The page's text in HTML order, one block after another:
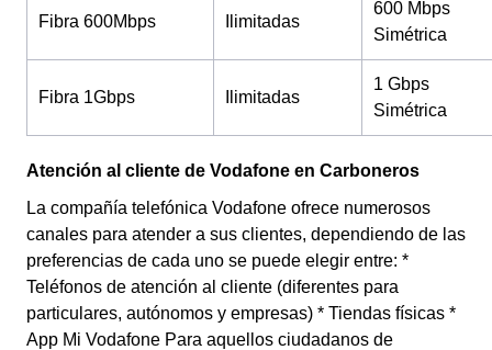
Fibra 600Mbps Ilimitadas
600 Mbps
Simétrica
Fibra 1Gbps Ilimitadas
1 Gbps
Simétrica
Atención al cliente de Vodafone en Carboneros
La compañía telefónica Vodafone ofrece numerosos
canales para atender a sus clientes, dependiendo de las
preferencias de cada uno se puede elegir entre: *
Teléfonos de atención al cliente (diferentes para
particulares, autónomos y empresas) * Tiendas físicas *
App Mi Vodafone Para aquellos ciudadanos de